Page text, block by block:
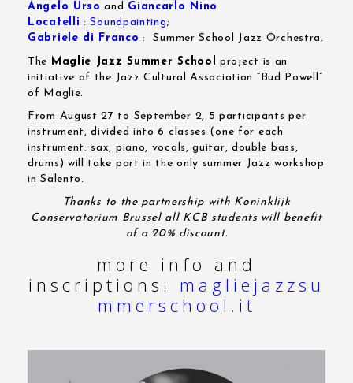
Angelo Urso and Giancarlo Nino
Locatelli :Soundpainting;
Gabriele di Franco : Summer School Jazz Orchestra.
The Maglie Jazz Summer School
project is an
initiative of the Jazz Cultural Association “Bud Powell”
of Maglie.
From August 27 to September 2, 5 participants per
instrument, divided into 6 classes (one for each
instrument: sax, piano, vocals, guitar, double bass,
drums) will take part in the only summer Jazz workshop
in Salento.
Thanks to the partnership with Koninklijk
Conservatorium Brusselall KCB students will benefit
of a 20% discount.
more info and
inscriptions: magliejazzsu
mmerschool.it